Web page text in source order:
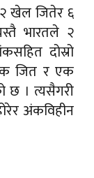
२ खेल जितेर ६
भारतले २
दोस्रो
जित र एक
छ । त्यसैगरी
अंकविहीन